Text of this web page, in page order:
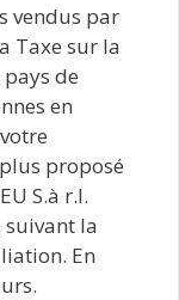
vendus par
Taxe sur la
de
en
proposé
S.à r.l.
suivant la
En